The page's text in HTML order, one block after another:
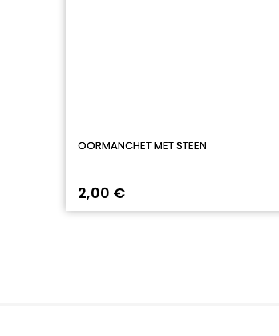
OORMANCHET MET STEEN
2,00 €